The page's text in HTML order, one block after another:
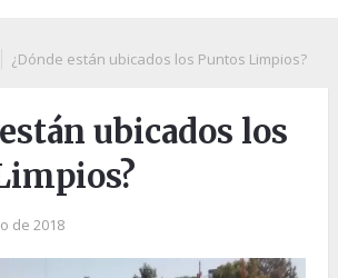
¿Dónde están ubicados los Puntos Limpios?
ubicados los
de 2018